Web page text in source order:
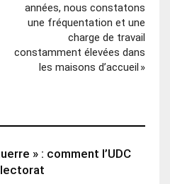
années, nous constatons
une fréquentation et une
charge de travail
constamment élevées dans
les maisons d’accueil »
» : comment l’UDC